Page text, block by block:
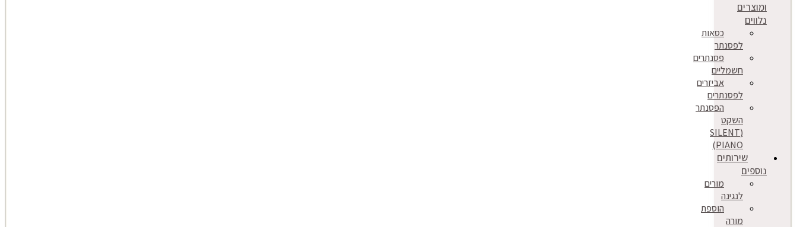
ומוצרים
נלווים
כסאות
לפסנתר
פסנתרים
חשמליים
אביזרים
לפסנתרים
הפסנתר
השקט
(SILENT
PIANO)
שירותים
נוספים
מורים
לנגינה
הוספת
מורה